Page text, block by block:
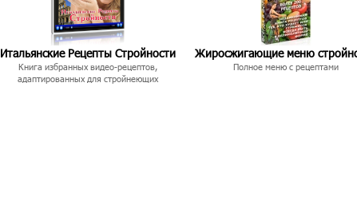
Итальянские Рецепты Стройности
Книга избранных видео-рецептов,
адаптированных для стройнеющих
Жиросжигающие меню
Полное меню с рецептами